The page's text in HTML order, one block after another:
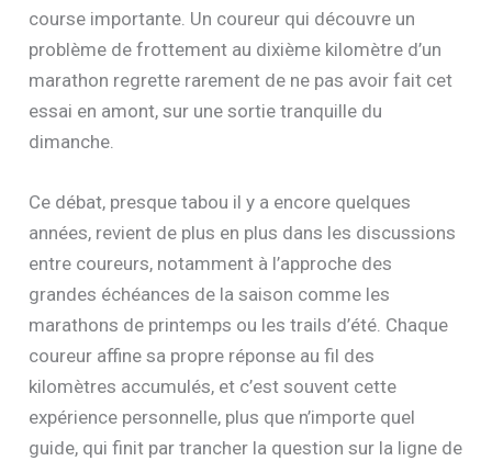
course importante. Un coureur qui découvre un
problème de frottement au dixième kilomètre d’un
marathon regrette rarement de ne pas avoir fait cet
essai en amont, sur une sortie tranquille du
dimanche.
Ce débat, presque tabou il y a encore quelques
années, revient de plus en plus dans les discussions
entre coureurs, notamment à l’approche des
grandes échéances de la saison comme les
marathons de printemps ou les trails d’été. Chaque
coureur affine sa propre réponse au fil des
kilomètres accumulés, et c’est souvent cette
expérience personnelle, plus que n’importe quel
guide, qui finit par trancher la question sur la ligne de